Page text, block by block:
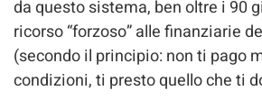
da questo sistema, ben oltre i 90
ricorso “forzoso” alle finanziarie
(secondo il principio: non ti pago
condizioni, ti presto quello che ti